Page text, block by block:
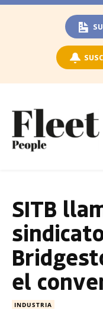
SITB
el
INDUSTRIA